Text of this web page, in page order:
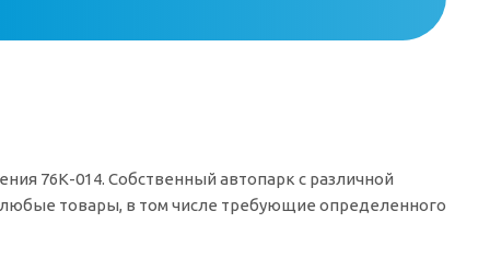
76К-014. Собственный автопарк с различной
товары, в том числе требующие определенного